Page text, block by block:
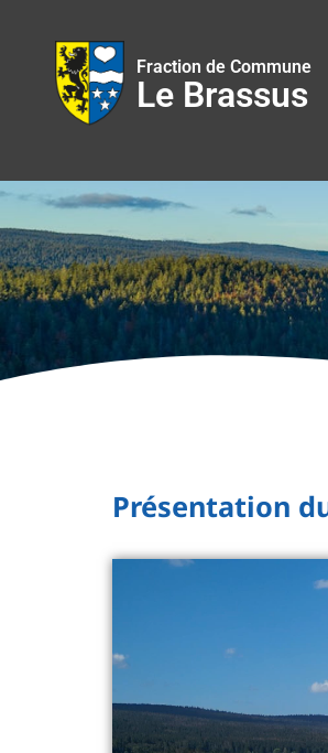
Fraction de Commune
Le Brassus
Présentation